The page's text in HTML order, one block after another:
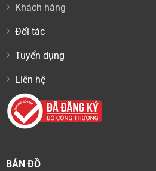
Khách hàng
Đối tác
Tuyển dụng
Liên hệ
BẢN ĐỒ